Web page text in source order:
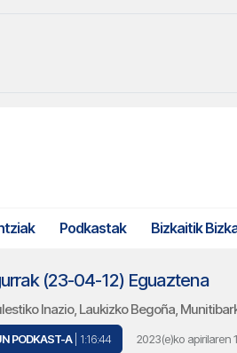
Podkastak Bizkaitik
(23-04-12) Eguaztena
Inazio, Laukizko Begoña,
PODKAST-A | 1:16:44 2023(e)ko apirilaren